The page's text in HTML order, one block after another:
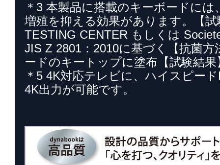
＊3 本製品に搭載のキーボードに
増殖を抑える効果があります。【
TESTING CENTER もしくは
JIS Z 2801：2010に基づく【抗菌
ードのキートップに塗布【試験結
＊5 4K対応テレビに、ハイスピー
4K出力が可能です。